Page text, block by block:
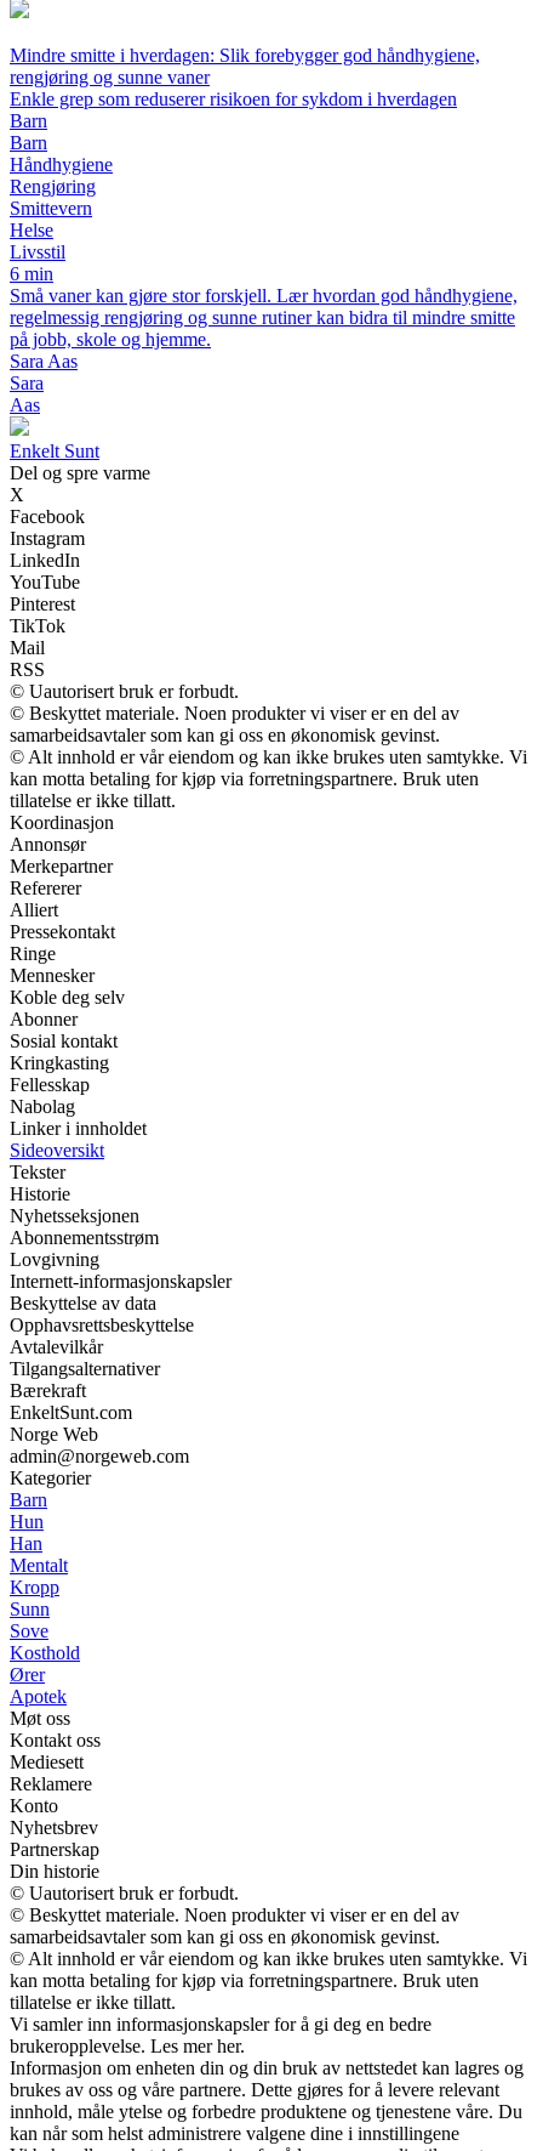
Mindre smitte i hverdagen: Slik forebygger god håndhygiene,
rengjøring og sunne vaner
Enkle grep som reduserer risikoen for sykdom i hverdagen
Barn
Barn
Håndhygiene
Rengjøring
Smittevern
Helse
Livsstil
6 min
Små vaner kan gjøre stor forskjell. Lær hvordan god håndhygiene,
regelmessig rengjøring og sunne rutiner kan bidra til mindre smitte
på jobb, skole og hjemme.
Sara Aas
Sara
Aas
Enkelt Sunt
Del og spre varme
X
Facebook
Instagram
LinkedIn
YouTube
Pinterest
TikTok
Mail
RSS
© Uautorisert bruk er forbudt.
© Beskyttet materiale. Noen produkter vi viser er en del av
samarbeidsavtaler som kan gi oss en økonomisk gevinst.
© Alt innhold er vår eiendom og kan ikke brukes uten samtykke. Vi
kan motta betaling for kjøp via forretningspartnere. Bruk uten
tillatelse er ikke tillatt.
Koordinasjon
Annonsør
Merkepartner
Refererer
Alliert
Pressekontakt
Ringe
Mennesker
Koble deg selv
Abonner
Sosial kontakt
Kringkasting
Fellesskap
Nabolag
Linker i innholdet
Sideoversikt
Tekster
Historie
Nyhetsseksjonen
Abonnementsstrøm
Lovgivning
Internett-informasjonskapsler
Beskyttelse av data
Opphavsrettsbeskyttelse
Avtalevilkår
Tilgangsalternativer
Bærekraft
EnkeltSunt.com
Norge Web
admin@norgeweb.com
Kategorier
Barn
Hun
Han
Mentalt
Kropp
Sunn
Sove
Kosthold
Ører
Apotek
Møt oss
Kontakt oss
Mediesett
Reklamere
Konto
Nyhetsbrev
Partnerskap
Din historie
© Uautorisert bruk er forbudt.
© Beskyttet materiale. Noen produkter vi viser er en del av
samarbeidsavtaler som kan gi oss en økonomisk gevinst.
© Alt innhold er vår eiendom og kan ikke brukes uten samtykke. Vi
kan motta betaling for kjøp via forretningspartnere. Bruk uten
tillatelse er ikke tillatt.
Vi samler inn informasjonskapsler for å gi deg en bedre
brukeropplevelse. Les mer her.
Informasjon om enheten din og din bruk av nettstedet kan lagres og
brukes av oss og våre partnere. Dette gjøres for å levere relevant
innhold, måle ytelse og forbedre produktene og tjenestene våre. Du
kan når som helst administrere valgene dine i innstillingene